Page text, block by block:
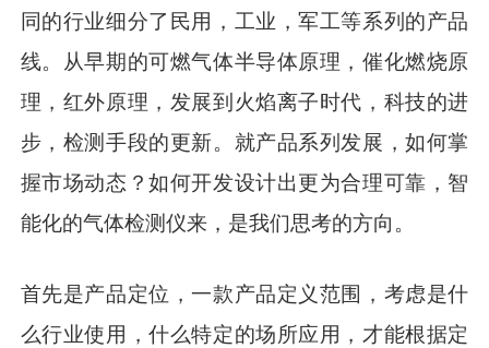
同的行业细分了民用，工业，军工等系列的产品
线。从早期的可燃气体半导体原理，催化燃烧原
理，红外原理，发展到火焰离子时代，科技的进
步，检测手段的更新。就产品系列发展，如何掌
握市场动态？如何开发设计出更为合理可靠，智
能化的气体检测仪来，是我们思考的方向。
首先是产品定位，一款产品定义范围，考虑是什
么行业使用，什么特定的场所应用，才能根据定